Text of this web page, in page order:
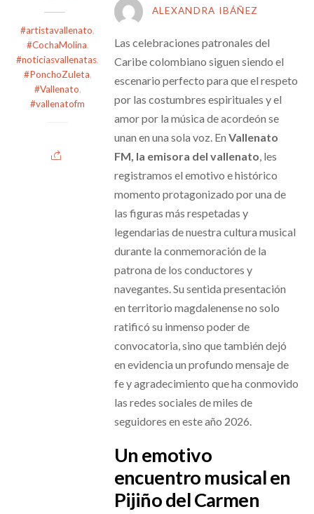
#artistavallenato,
#CochaMolina,
#noticiasvallenatas,
#PonchoZuleta,
#Vallenato,
#vallenatofm
ALEXANDRA IBÁÑEZ
Las celebraciones patronales del
Caribe colombiano siguen siendo el
escenario perfecto para que el respeto
por las costumbres espirituales y el
amor por la música de acordeón se
unan en una sola voz. En Vallenato
FM, la emisora del vallenato , les
registramos el emotivo e histórico
momento protagonizado por una de
las figuras más respetadas y
legendarias de nuestra cultura musical
durante la conmemoración de la
patrona de los conductores y
navegantes. Su sentida presentación
en territorio magdalenense no solo
ratificó su inmenso poder de
convocatoria, sino que también dejó
en evidencia un profundo mensaje de
fe y agradecimiento que ha conmovido
las redes sociales de miles de
seguidores en este año 2026.
Un emotivo
encuentro musical en
Pijiño del Carmen